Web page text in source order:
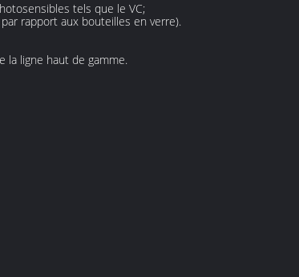
tels que le VC;
rapport aux bouteilles en verre).
la ligne haut de gamme.